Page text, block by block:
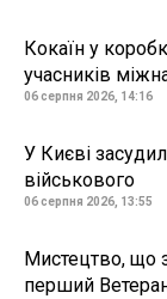
Кокаїн у
учасників
06 серпня 2026, 14:16
У Києві
військового
06 серпня 2026, 13:55
Мистецтво, що
перший